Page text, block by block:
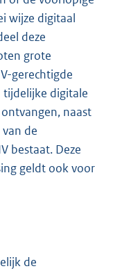
wijze digitaal
deze
grote
gerechtigde
tijdelijke digitale
naast
de
bestaat. Deze
geldt ook voor
de